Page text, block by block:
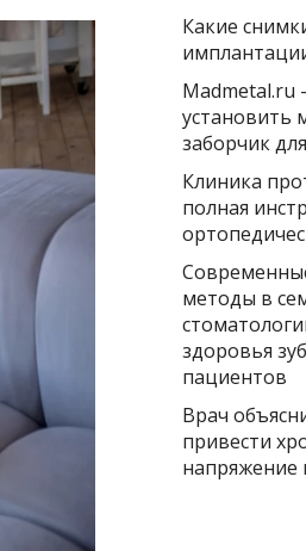
Какие
Madmetal.ru
установить
заборчик
Клиника
полная
методы в
здоровья
пациентов
Врач
привести
напряжение